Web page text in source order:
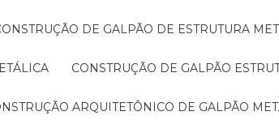
CONSTRUÇÃO DE GALPÃO DE ESTRUTURA
CONSTRUÇÃO DE GALPÃO
ARQUITETÔNICO DE GALPÃO